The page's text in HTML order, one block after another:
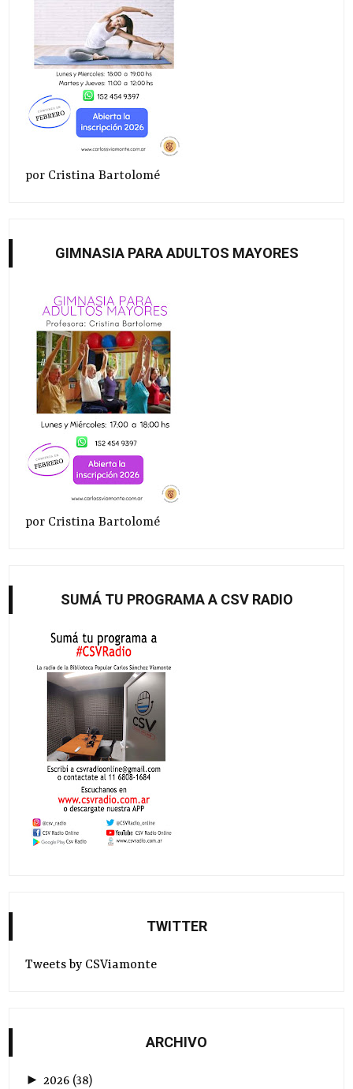
por Cristina Bartolomé
GIMNASIA PARA ADULTOS MAYORES
por Cristina Bartolomé
SUMÁ TU PROGRAMA A CSV RADIO
TWITTER
Tweets by CSViamonte
ARCHIVO
► 2026 (38)